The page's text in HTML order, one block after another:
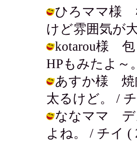
ひろママ様
けど雰囲気が
kotarou様 包
HPもみたよ～
あすか様 焼
太るけど。 /
ななママ デ
よね。 / チイ (